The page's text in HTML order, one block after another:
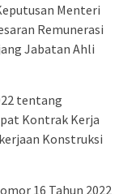
Menteri
Remunerasi
Jabatan Ahli
tentang
Kontrak Kerja
Konstruksi
16 Tahun 2022